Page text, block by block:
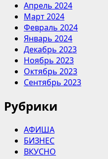
Апрель 2024
Март 2024
Февраль 2024
Январь 2024
Декабрь 2023
Ноябрь 2023
Октябрь 2023
Сентябрь 2023
Рубрики
АФИША
БИЗНЕС
ВКУСНО